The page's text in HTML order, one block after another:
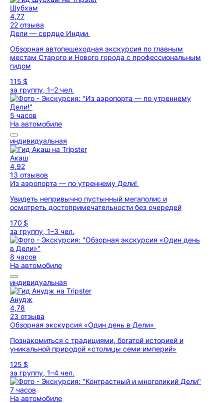
Шубхам
4,77
22 отзыва
Дели — сердце Индии
Обзорная автопешеходная экскурсия по главным
местам Старого и Нового города с профессиональным
гидом
115 $
за группу, 1–2 чел.
5 часов
На автомобиле
индивидуальная
Акаш
4,92
13 отзывов
Из аэропорта — по утреннему Дели!
Увидеть непривычно пустынный мегаполис и
осмотреть достопримечательности без очередей
170 $
за группу, 1–3 чел.
8 часов
На автомобиле
индивидуальная
Анудж
4,78
23 отзыва
Обзорная экскурсия «Один день в Дели»
Познакомиться с традициями, богатой историей и
уникальной природой «столицы семи империй»
125 $
за группу, 1–4 чел.
7 часов
На автомобиле